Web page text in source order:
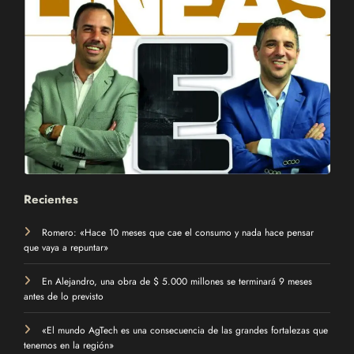
Recientes
Romero: «Hace 10 meses que cae el consumo y nada hace pensar
que vaya a repuntar»
En Alejandro, una obra de $ 5.000 millones se terminará 9 meses
antes de lo previsto
«El mundo AgTech es una consecuencia de las grandes fortalezas que
tenemos en la región»